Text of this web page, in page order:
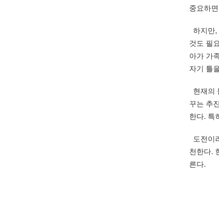
중요하
하지만,
것도 필
아가 가
자기 틀
현재의
꾸는 추
한다. 특
도전이
천한다.
른다.